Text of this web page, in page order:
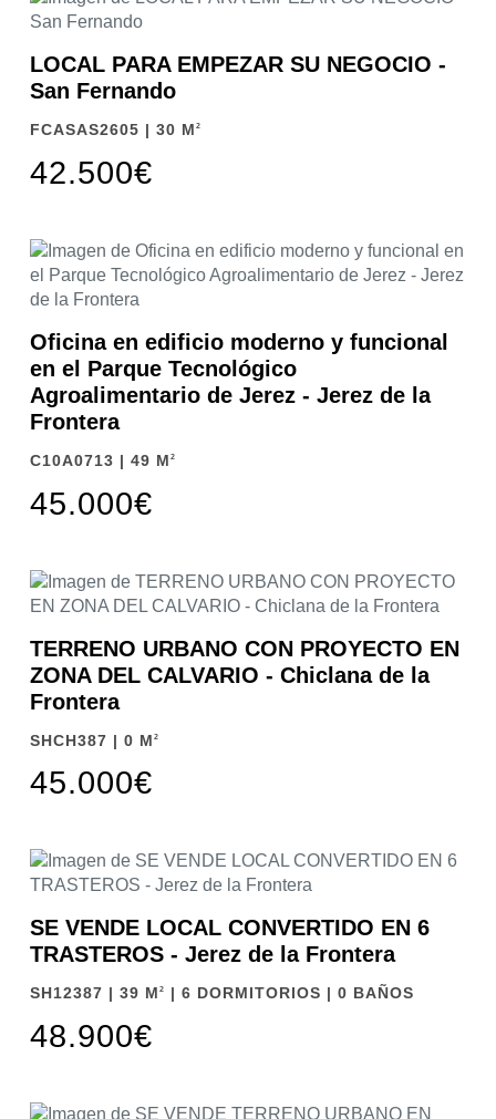
LOCAL PARA EMPEZAR SU NEGOCIO -
San Fernando
FCASAS2605 | 30 M 2
42.500€
Oficina en edificio moderno y funcional
en el Parque Tecnológico
Agroalimentario de Jerez - Jerez de la
Frontera
C10A0713 | 49 M 2
45.000€
TERRENO URBANO CON PROYECTO EN
ZONA DEL CALVARIO - Chiclana de la
Frontera
SHCH387 | 0 M 2
45.000€
SE VENDE LOCAL CONVERTIDO EN 6
TRASTEROS - Jerez de la Frontera
SH12387 | 39 M 2 | 6 DORMITORIOS | 0 BAÑOS
48.900€